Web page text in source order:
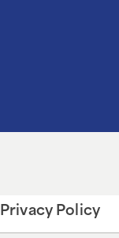
Privacy Policy